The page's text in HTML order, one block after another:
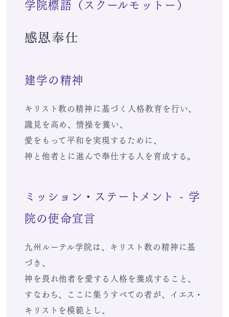
学院標語（スクールモットー）
感恩奉仕
建学の精神
キリスト教の精神に基づく人格教育を行い、
識見を高め、情操を養い、
愛をもって平和を実現するために、
神と他者とに進んで奉仕する人を育成する。
ミッション・ステートメント - 学
院の使命宣言
九州ルーテル学院は、キリスト教の精神に基
づき、
神を畏れ他者を愛する人格を養成すること、
すなわち、ここに集うすべての者が、イエス・
キリストを模範とし、